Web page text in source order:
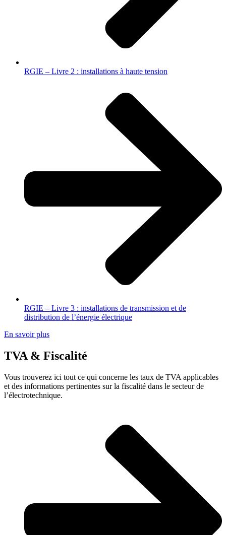
RGIE – Livre 2 : installations à haute tension
RGIE – Livre 3 : installations de transmission et de
distribution de l’énergie électrique
En savoir plus
TVA & Fiscalité
Vous trouverez ici tout ce qui concerne les taux de TVA applicables
et des informations pertinentes sur la fiscalité dans le secteur de
l’électrotechnique.